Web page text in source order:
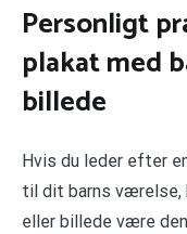
Personligt
plakat med
billede
Hvis du leder efter
til dit barns værelse,
eller billede være